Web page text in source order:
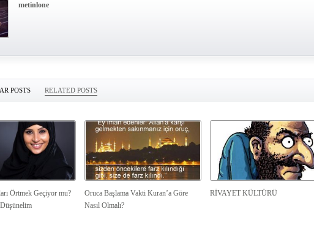
metinlone
POSTS RELATED POSTS
Örtmek Geçiyor mu?
Oruca Başlama Vakti Kuran’a Göre
Nasıl Olmalı?
RİVAYET KÜLTÜRÜ